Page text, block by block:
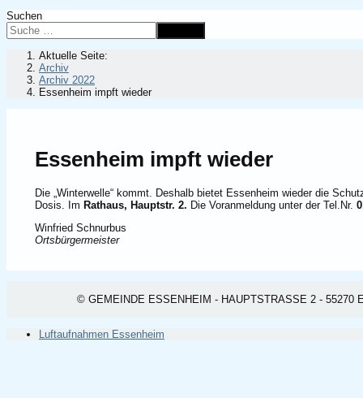
Suchen
Aktuelle Seite:
Archiv
Archiv 2022
Essenheim impft wieder
Essenheim impft wieder
Die „Winterwelle“ kommt. Deshalb bietet Essenheim wieder die
Dosis. Im Rathaus, Hauptstr. 2. Die Voranmeldung unter der Tel.Nr.
Winfried Schnurbus
Ortsbürgermeister
© GEMEINDE ESSENHEIM - HAUPTSTRASSE 2 - 55270
Luftaufnahmen Essenheim